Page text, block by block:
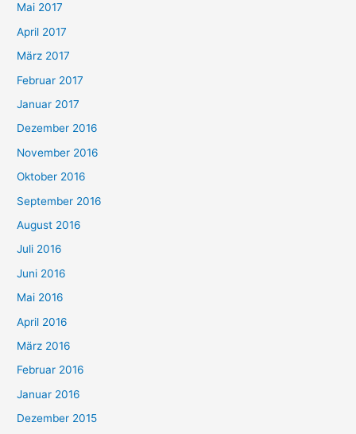
Mai 2017
April 2017
März 2017
Februar 2017
Januar 2017
Dezember 2016
November 2016
Oktober 2016
September 2016
August 2016
Juli 2016
Juni 2016
Mai 2016
April 2016
März 2016
Februar 2016
Januar 2016
Dezember 2015